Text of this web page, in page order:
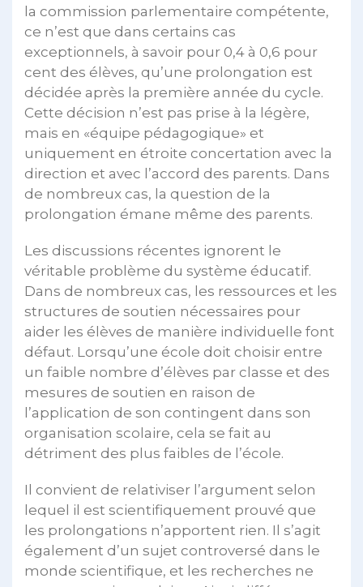
la commission parlementaire compétente,
ce n’est que dans certains cas
exceptionnels, à savoir pour 0,4 à 0,6 pour
cent des élèves, qu’une prolongation est
décidée après la première année du cycle.
Cette décision n’est pas prise à la légère,
mais en «équipe pédagogique» et
uniquement en étroite concertation avec la
direction et avec l’accord des parents. Dans
de nombreux cas, la question de la
prolongation émane même des parents.
Les discussions récentes ignorent le
véritable problème du système éducatif.
Dans de nombreux cas, les ressources et les
structures de soutien nécessaires pour
aider les élèves de manière individuelle font
défaut. Lorsqu’une école doit choisir entre
un faible nombre d’élèves par classe et des
mesures de soutien en raison de
l’application de son contingent dans son
organisation scolaire, cela se fait au
détriment des plus faibles de l’école.
Il convient de relativiser l’argument selon
lequel il est scientifiquement prouvé que
les prolongations n’apportent rien. Il s’agit
également d’un sujet controversé dans le
monde scientifique, et les recherches ne